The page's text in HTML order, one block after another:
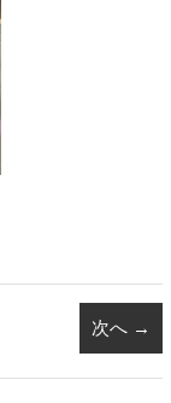
次へ →